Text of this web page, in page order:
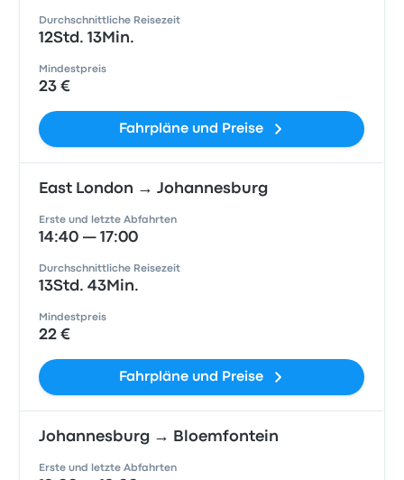
Durchschnittliche Reisezeit
12Std. 13Min.
Mindestpreis
23 €
Fahrpläne und Preise
East London → Johannesburg
Erste und letzte Abfahrten
14:40 — 17:00
Durchschnittliche Reisezeit
13Std. 43Min.
Mindestpreis
22 €
Fahrpläne und Preise
Johannesburg → Bloemfontein
Erste und letzte Abfahrten